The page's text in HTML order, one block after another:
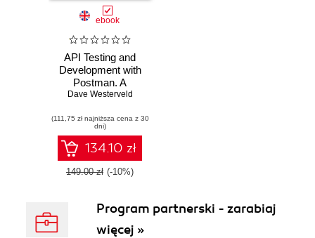
ebook
API Testing and
Development with
Postman. A
practical guide to
and managing
APIs for automated
software testing
Dave Westerveld
(111,75 zł najniższa cena z 30
dni)
134.10 zł
149.00 zł (-10%)
Program partnerski - zarabiaj
więcej »